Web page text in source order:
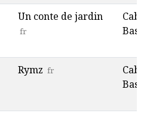
Un conte de jardin
fr
Rymz fr